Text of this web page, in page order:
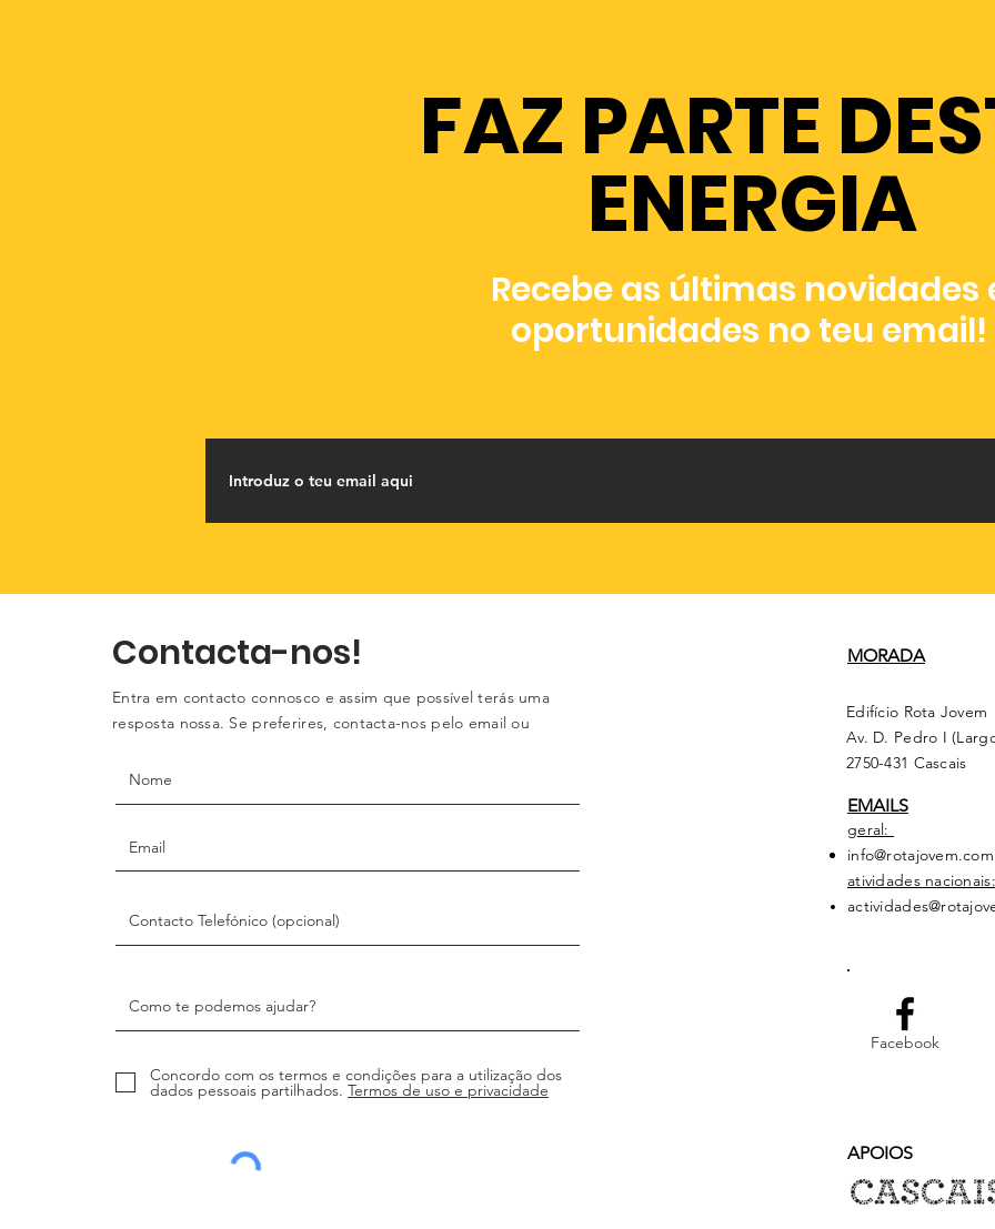
FAZ PARTE
ENERGIA
Recebe as últimas novidades
oportunidades no teu email!
Contacta-nos!
Entra em contacto connosco e assim que possível terás uma
resposta nossa. Se preferires, contacta-nos pelo email ou
Concordo com os termos e condições para a utilização dos
dados pessoais partilhados. Termos de uso e privacidade
MORADA
Edifício Rota Jovem
Av. D. Pedro I
2750-431 Cascais
EMAILS
geral:
info@rotajovem.com
atividades nacionais:
Facebook
APOIOS